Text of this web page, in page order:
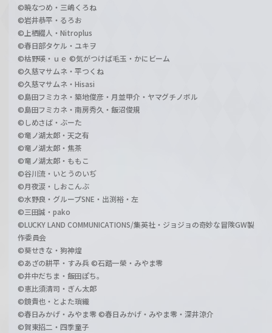
©暁なつめ・三嶋くろね
©岩井恭平・るろお
©上栖綴人・Nitroplus
©春日部タケル・ユキヲ
©枯野瑛・ｕｅ ©気がつけば毛玉・かにビーム
©久慈マサムネ・平つくね
©久慈マサムネ・Hisasi
©島田フミカネ・築地俊彦・月並甲介・ヤマグチノボル
©島田フミカネ・南房秀久・飯沼俊規
©しめさば・ぶーた
©竜ノ湖太郎・天之有
©竜ノ湖太郎・焦茶
©竜ノ湖太郎・ももこ
©谷川流・いとうのいぢ
©月夜涙・しおこんぶ
©水野良・グループSNE・出渕裕・左
©三田誠・pako
©LUCKY LAND COMMUNICATIONS/集英社・ジョジョの奇妙な冒険GW製
作委員会
©葵せきな・狗神煌
©あざの耕平・すみ兵 ©石踏一榮・みやま零
©井中だちま・飯田ぽち。
©恵比須清司・ぎん太郎
©鏡貴也・とよた瑣織
©春日みかげ・みやま零 ©春日みかげ・みやま零・深井涼介
©賀東招二・四季童子